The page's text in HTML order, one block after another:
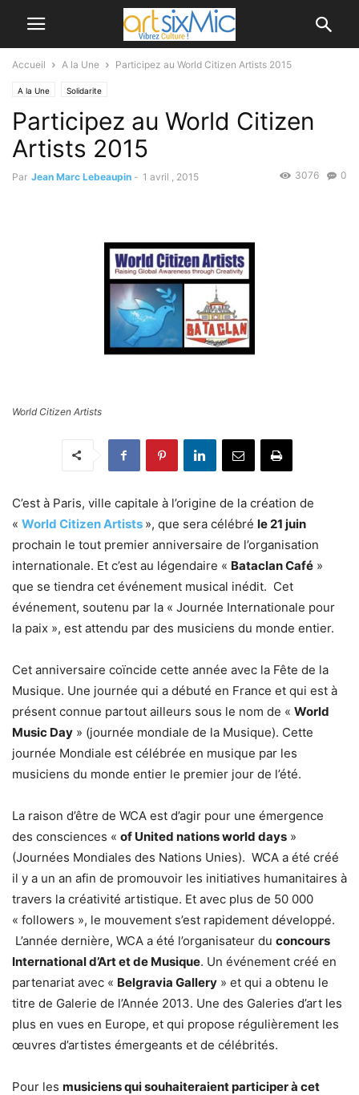
Accueil A la Une Participez au World Citizen Artists 2015
A la Une Solidarite
Participez au World Citizen
Artists 2015
Par Jean Marc Lebeaupin - 1 avril , 2015 0
3076
World Citizen Artists
C’est à Paris, ville capitale à l’origine de la création de
« World Citizen Artists », que sera célébré le 21 juin
prochain le tout premier anniversaire de l’organisation
internationale. Et c’est au légendaire « Bataclan Café »
que se tiendra cet événement musical inédit. Cet
événement, soutenu par la « Journée Internationale pour
la paix », est attendu par des musiciens du monde entier.
Cet anniversaire coïncide cette année avec la Fête de la
Musique. Une journée qui a débuté en France et qui est à
présent connue partout ailleurs sous le nom de « World
Music Day » (journée mondiale de la Musique). Cette
journée Mondiale est célébrée en musique par les
musiciens du monde entier le premier jour de l’été.
La raison d’être de WCA est d’agir pour une émergence
des consciences « of United nations world days »
(Journées Mondiales des Nations Unies). WCA a été créé
il y a un an afin de promouvoir les initiatives humanitaires à
travers la créativité artistique. Et avec plus de 50 000
« followers », le mouvement s’est rapidement développé.
L’année dernière, WCA a été l’organisateur du concours
International d’Art et de Musique. Un événement créé en
partenariat avec « Belgravia Gallery » et qui a obtenu le
titre de Galerie de l’Année 2013. Une des Galeries d’art les
plus en vues en Europe, et qui propose régulièrement les
œuvres d’artistes émergeants et de célébrités.
Pour les musiciens qui souhaiteraient participer à cet